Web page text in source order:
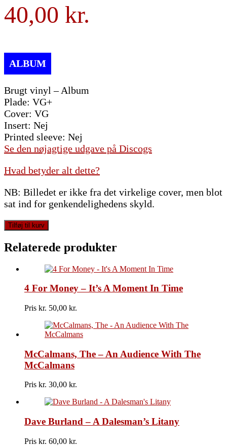
40,00
Brugt vinyl – Album
Plade: VG+
Cover: VG
Insert: Nej
Printed sleeve: Nej
Se den nøjagtige udgave på Discogs
Hvad betyder alt dette?
NB: Billedet er ikke fra det virkelige cover, men blot
sat ind for genkendelighedens skyld.
Mickey
Jupp
-
Long
Romancer
Tilføj til kurv
Relaterede produkter
4 For Money – It’s A Moment In Time
Pris kr. 50,00
McCalmans, The – An Audience With The
McCalmans
Pris kr. 30,00
Dave Burland – A Dalesman’s Litany
Pris kr. 60,00